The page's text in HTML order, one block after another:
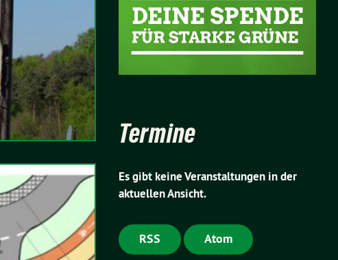
Termine
Es gibt keine Veranstaltungen in der
aktuellen Ansicht.
RSS Atom